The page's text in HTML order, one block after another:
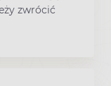
zwrócić